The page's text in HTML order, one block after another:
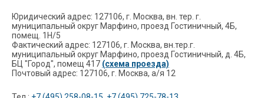
Юридический адрес: 127106, г. Москва, вн. тер. г.
муниципальный округ Марфино, проезд Гостиничный, 4Б,
помещ. 1Н/5
Фактический адрес: 127106, г. Москва, вн.тер.г.
муниципальный округ Марфино, проезд Гостиничный, д. 4Б,
БЦ "Город", помещ 417 (схема проезда)
Почтовый адрес: 127106, г. Москва, а/я 12